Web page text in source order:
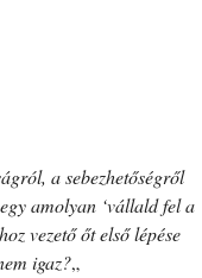
a sebezhetőségről
amolyan ‘vállald fel a
vezető őt első lépése
igaz?„